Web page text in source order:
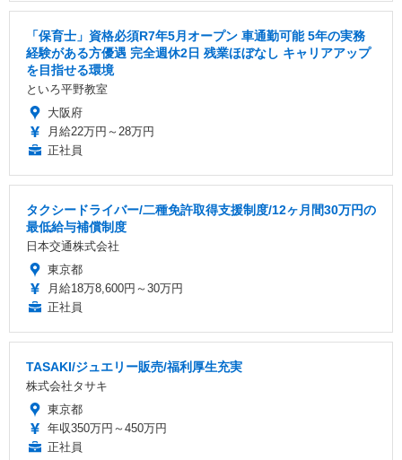
「保育士」資格必須R7年5月オープン 車通勤可能 5年の実務
経験がある方優遇 完全週休2日 残業ほぼなし キャリアアップ
を目指せる環境
といろ平野教室
大阪府
月給22万円～28万円
正社員
タクシードライバー/二種免許取得支援制度/12ヶ月間30万円の
最低給与補償制度
日本交通株式会社
東京都
月給18万8,600円～30万円
正社員
TASAKI/ジュエリー販売/福利厚生充実
株式会社タサキ
東京都
年収350万円～450万円
正社員